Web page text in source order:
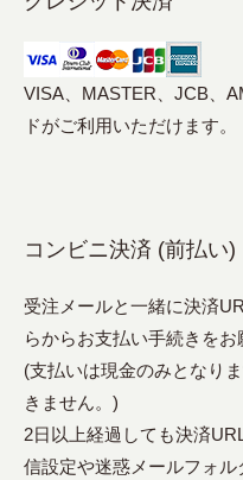
VISA、MASTER、JCB、
ドがご利用いただけます。
コンビニ決済 (前払い)
受注メールと一緒に決済
らからお支払い手続きをお
(支払いは現金のみとなり
きません。)
2日以上経過しても決済
信設定や迷惑メールフォ